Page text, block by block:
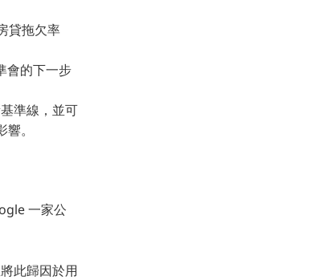
貸拖欠率
會的下一步
準線，並可
。
一家公
此歸因於用